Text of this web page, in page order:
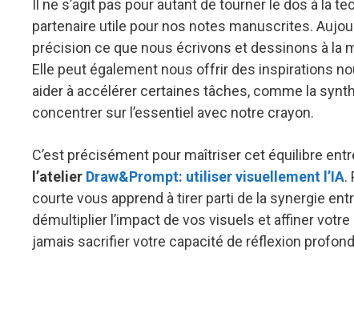
Il ne s’agit pas pour autant de tourner le dos à la
partenaire utile pour nos notes manuscrites.
précision ce que nous écrivons et dessinons à la
Elle peut également nous offrir des inspirations
aider à accélérer certaines tâches, comme la
concentrer sur l’essentiel avec notre crayon.
C’est précisément pour maîtriser cet équilibre
l’atelier Draw&Prompt: utiliser visuellement l’IA.
courte vous apprend à tirer parti de la synergie
démultiplier l’impact de vos visuels et affiner votre
jamais sacrifier votre capacité de réflexion